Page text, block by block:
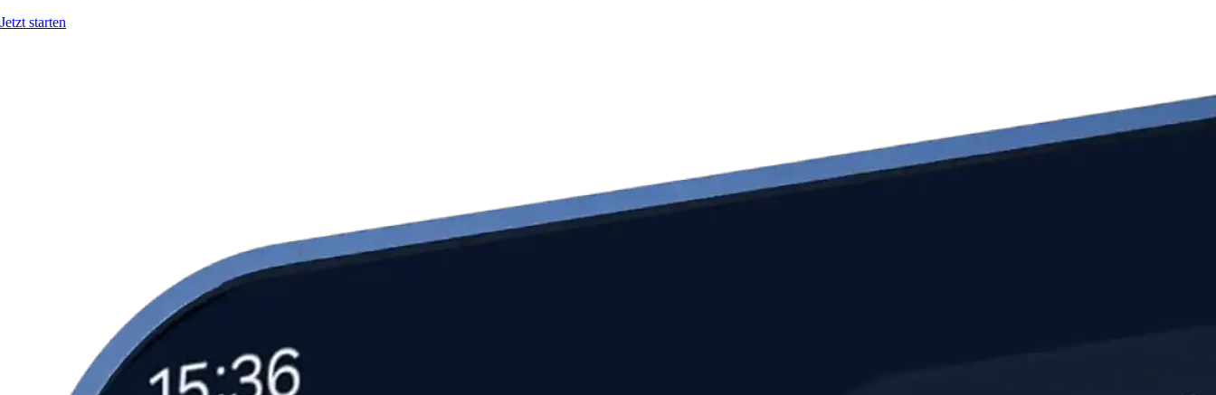
Jetzt starten